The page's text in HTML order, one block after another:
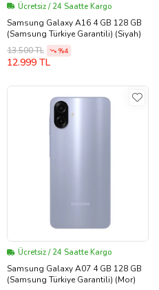
Ücretsiz / 24 Saatte Kargo
Samsung Galaxy A16 4 GB 128 GB
(Samsung Türkiye Garantili) (Siyah)
13.500 TL
%4
12.999 TL
Ücretsiz / 24 Saatte Kargo
Samsung Galaxy A07 4 GB 128 GB
(Samsung Türkiye Garantili) (Mor)